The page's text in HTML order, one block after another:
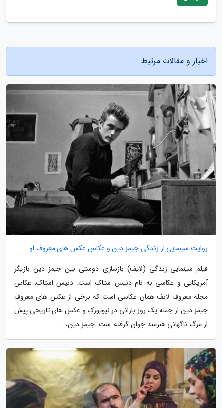
اخبار و مقالات مرتبط
روایت سینمایی از زندگی جیمز دین و عکاس عکس های معروف او
فیلم سینمایی زندگی (لایف) بازسازی دوستی بین جیمز دین بازیگر
آمریکایی و عکاسی به نام دنیس استاک است. دنیس استاک، عکاس
مجله معروف لابف همان عکاسی است که برخی از عکس های معروف
جیمز دین از جمله یک روز بارانی در نیویورک و عکس های تاریخی پیش
از مرگ ناگهانی هنرمند جوان گرفته است. جیمز دین،...